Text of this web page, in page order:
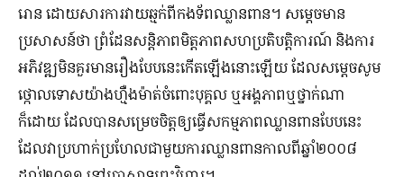
រោន ដោយសារការវាយឆ្មក់ពីកងទ័ពឈ្លានពាន។ សម្តេចមាន
ប្រសាសន៍ថា ព្រំដែនសន្តិភាពមិត្តភាពសហប្រតិបត្តិការណ៍ និងការ
អភិវឌ្ឍមិនគួរមានរឿងបែបនេះកើតឡើងនោះឡើយ ដែលសម្តេចសូម
ថ្កោលទោសយ៉ាងហ្មឺងម៉ាត់ចំពោះបុគ្គល ឬអង្គភាពឬថ្នាក់ណា
ក៏ដោយ ដែលបានសម្រេចចិត្តឲ្យធ្វើសកម្មភាពឈ្លានពានបែបនេះ
ដែលវាប្រហាក់ប្រហែលជាមួយការឈ្លានពានកាលពីឆ្នាំ២០០៨